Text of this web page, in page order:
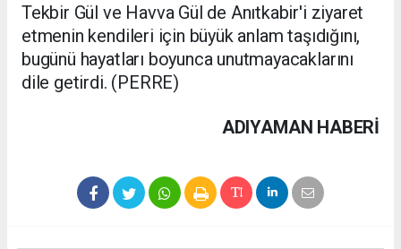
Tekbir Gül ve Havva Gül de Anıtkabir'i ziyaret
etmenin kendileri için büyük anlam taşıdığını,
bugünü hayatları boyunca unutmayacaklarını
dile getirdi. (PERRE)
ADIYAMAN HABERİ